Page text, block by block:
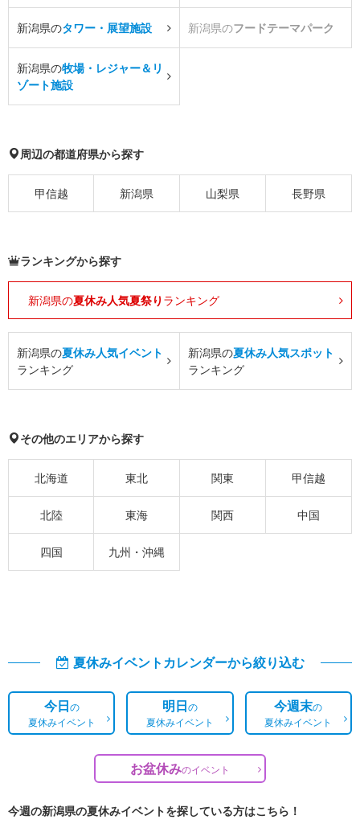
新潟県のタワー・展望施設 新潟県のフードテーマパーク
新潟県の牧場・レジャー＆リ
ゾート施設
周辺の都道府県から探す
甲信越 新潟県 山梨県 長野県
ランキングから探す
新潟県の夏休み人気夏祭り ランキング
新潟県の夏休み人気イベント
ランキング
新潟県の夏休み人気スポット
ランキング
その他のエリアから探す
北海道 東北 関東 甲信越
北陸 東海 関西 中国
四国 九州・沖縄
夏休みイベントカレンダーから絞り込む
今日の
夏休みイベント
明日の
夏休みイベント
今週末の
夏休みイベント
お盆休みのイベント
今週の新潟県の夏休みイベントを探している方はこちら！